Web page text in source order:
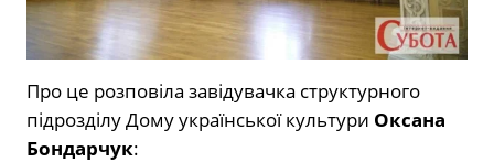
Про це розповіла завідувачка структурного
підрозділу Дому української культури Оксана
Бондарчук: